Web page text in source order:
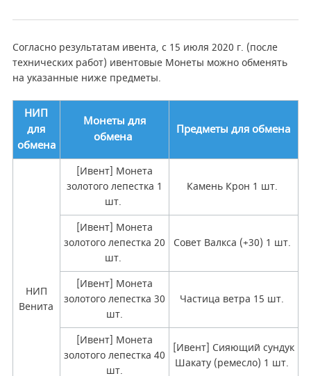
Согласно результатам ивента, с 15 июля 2020 г. (после
технических работ) ивентовые Монеты можно обменять
на указанные ниже предметы.
НИП
для
обмена
Монеты для
обмена
Предметы для обмена
НИП
Венита
[Ивент] Монета
золотого лепестка 1
шт.
Камень Крон 1 шт.
[Ивент] Монета
золотого лепестка 20
шт.
Совет Валкса (+30) 1 шт.
[Ивент] Монета
золотого лепестка 30
шт.
Частица ветра 15 шт.
[Ивент] Монета
золотого лепестка 40
шт.
[Ивент] Сияющий сундук
Шакату (ремесло) 1 шт.